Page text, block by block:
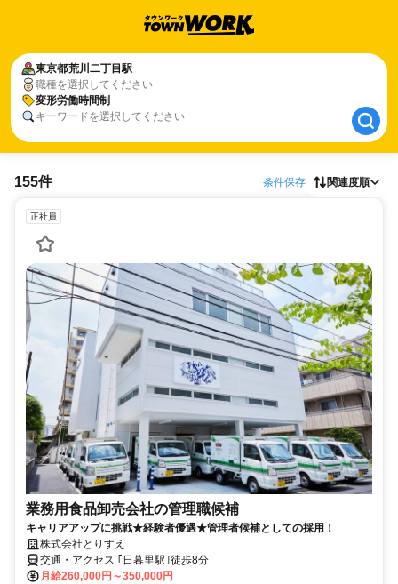
東京都荒川二丁目駅
職種を選択してください
変形労働時間制
キーワードを選択してください
東京都荒川二丁目駅
変形労働時間制
155件 条件保存 関連度順
正社員
業務用食品卸売会社の管理職候補
キャリアアップに挑戦★経験者優遇★管理者候補としての採用！
株式会社とりすえ
交通・アクセス ｢日暮里駅｣徒歩8分
月給260,000円～350,000円